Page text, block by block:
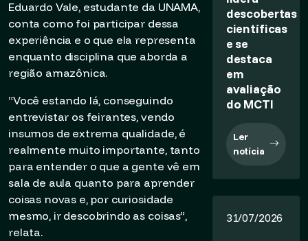
Eduardo Vale, estudante da UNAMA,
conta como foi participar dessa
experiência e o que ela representa
enquanto disciplina que aborda a
região amazônica.
“Você estando lá, conseguindo
entrevistar os feirantes, vendo
insumos de extrema qualidade, é
realmente muito importante, tanto
para entender o que a gente vê em
sala de aula quanto para aprender
coisas novas e, por curiosidade
mesmo, ir descobrindo as coisas”,
relata.
descobertas
científicas
e se
destaca
em
avaliação
do MCTI
Ler
notícia
31/07/2026